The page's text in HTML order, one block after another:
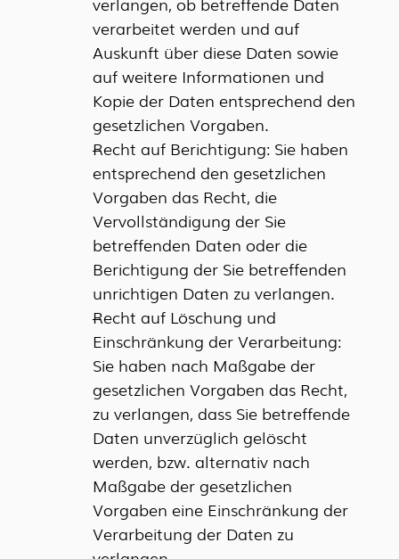
verarbeitet werden und auf
Auskunft über diese Daten sowie
auf weitere Informationen und
Kopie der Daten entsprechend den
gesetzlichen Vorgaben.
Recht auf Berichtigung: Sie haben
entsprechend den gesetzlichen
Vorgaben das Recht, die
Vervollständigung der Sie
betreffenden Daten oder die
Berichtigung der Sie betreffenden
unrichtigen Daten zu verlangen.
Recht auf Löschung und
Einschränkung der Verarbeitung:
Sie haben nach Maßgabe der
gesetzlichen Vorgaben das Recht,
zu verlangen, dass Sie betreffende
Daten unverzüglich gelöscht
werden, bzw. alternativ nach
Maßgabe der gesetzlichen
Vorgaben eine Einschränkung der
Verarbeitung der Daten zu